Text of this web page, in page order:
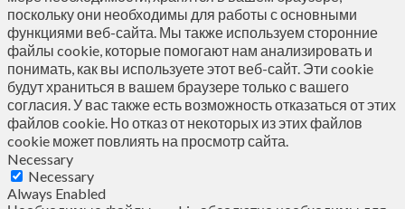
поскольку они необходимы для работы с основными
функциями веб-сайта. Мы также используем сторонние
файлы cookie, которые помогают нам анализировать и
понимать, как вы используете этот веб-сайт. Эти cookie
будут храниться в вашем браузере только с вашего
согласия. У вас также есть возможность отказаться от этих
файлов cookie. Но отказ от некоторых из этих файлов
cookie может повлиять на просмотр сайта.
Necessary
Necessary
Always Enabled